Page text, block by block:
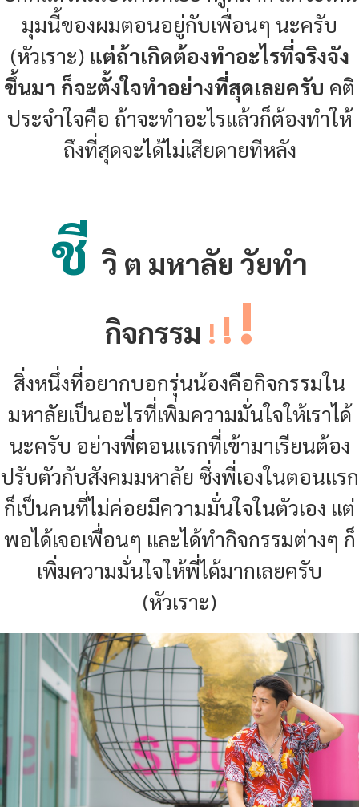
มุมนี้ของผมตอนอยู่กับเพื่อนๆ นะครับ
(หัวเราะ) แต่ถ้าเกิดต้องทำอะไรที่จริงจัง
ขึ้นมา ก็จะตั้งใจทำอย่างที่สุดเลยครับ คติ
ประจำใจคือ ถ้าจะทำอะไรแล้วก็ต้องทำให้
ถึงที่สุดจะได้ไม่เสียดายทีหลัง
ชีวิ ต มหาลัย วัยทำ
กิจกรรม ! ! !
สิ่งหนึ่งที่อยากบอกรุ่นน้องคือกิจกรรมใน
มหาลัยเป็นอะไรที่เพิ่มความมั่นใจให้เราได้
นะครับ อย่างพี่ตอนแรกที่เข้ามาเรียนต้อง
ปรับตัวกับสังคมมหาลัย ซึ่งพี่เองในตอนแรก
ก็เป็นคนที่ไม่ค่อยมีความมั่นใจในตัวเอง แต่
พอได้เจอเพื่อนๆ และได้ทำกิจกรรมต่างๆ ก็
เพิ่มความมั่นใจให้พี่ได้มากเลยครับ
(หัวเราะ)